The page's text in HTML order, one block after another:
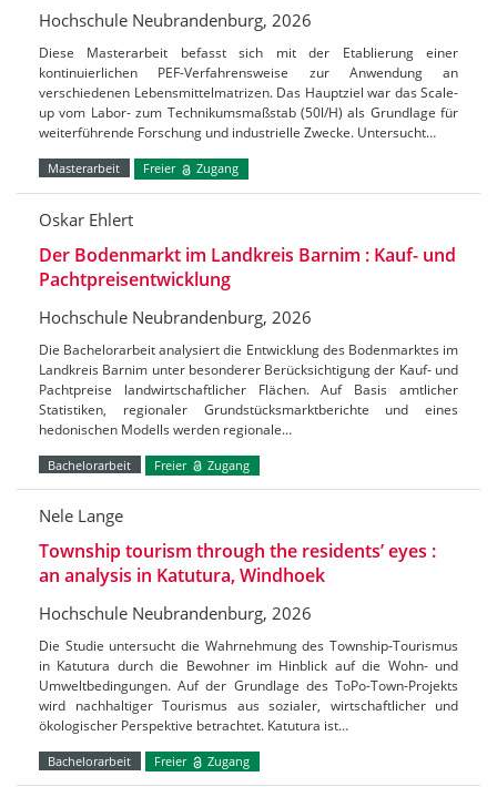
Hochschule Neubrandenburg, 2026
Diese Masterarbeit befasst sich mit der Etablierung einer
kontinuierlichen PEF-Verfahrensweise zur Anwendung an
verschiedenen Lebensmittelmatrizen. Das Hauptziel war das Scale-
up vom Labor- zum Technikumsmaßstab (50l/H) als Grundlage für
weiterführende Forschung und industrielle Zwecke. Untersucht…
Masterarbeit Freier Zugang
Oskar Ehlert
Der Bodenmarkt im Landkreis Barnim : Kauf- und
Pachtpreisentwicklung
Hochschule Neubrandenburg, 2026
Die Bachelorarbeit analysiert die Entwicklung des Bodenmarktes im
Landkreis Barnim unter besonderer Berücksichtigung der Kauf- und
Pachtpreise landwirtschaftlicher Flächen. Auf Basis amtlicher
Statistiken, regionaler Grundstücksmarktberichte und eines
hedonischen Modells werden regionale…
Bachelorarbeit Freier Zugang
Nele Lange
Township tourism through the residents’ eyes :
an analysis in Katutura, Windhoek
Hochschule Neubrandenburg, 2026
Die Studie untersucht die Wahrnehmung des Township-Tourismus
in Katutura durch die Bewohner im Hinblick auf die Wohn- und
Umweltbedingungen. Auf der Grundlage des ToPo-Town-Projekts
wird nachhaltiger Tourismus aus sozialer, wirtschaftlicher und
ökologischer Perspektive betrachtet. Katutura ist…
Bachelorarbeit Freier Zugang